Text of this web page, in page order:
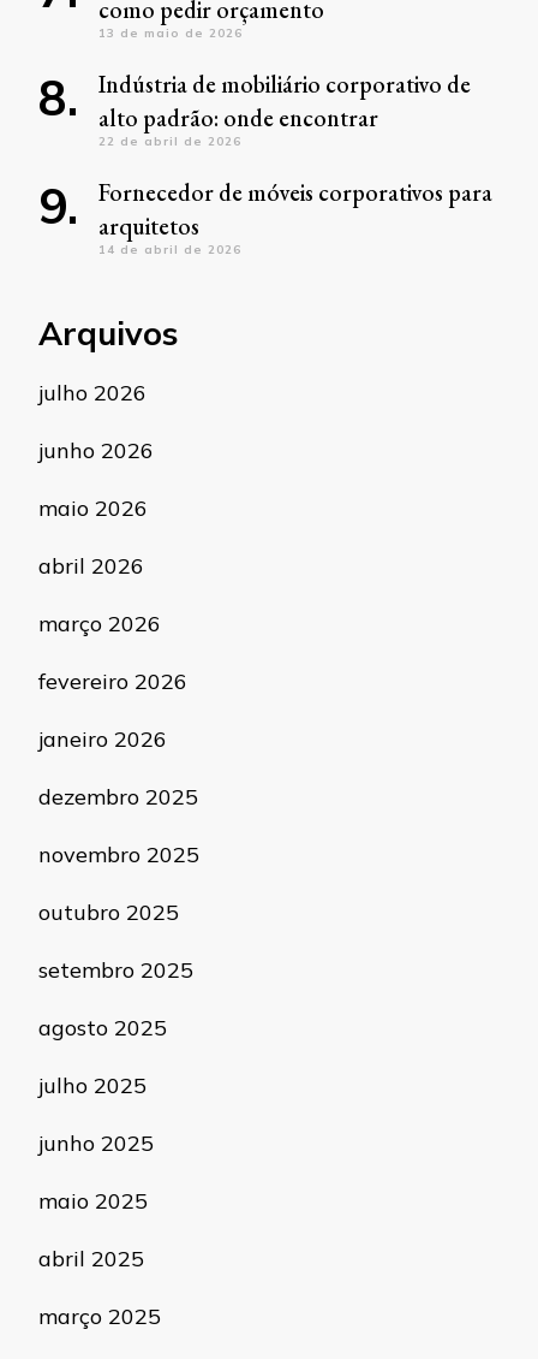
como pedir orçamento
13 de maio de 2026
Indústria de mobiliário corporativo de
alto padrão: onde encontrar
22 de abril de 2026
Fornecedor de móveis corporativos para
arquitetos
14 de abril de 2026
Arquivos
julho 2026
junho 2026
maio 2026
abril 2026
março 2026
fevereiro 2026
janeiro 2026
dezembro 2025
novembro 2025
outubro 2025
setembro 2025
agosto 2025
julho 2025
junho 2025
maio 2025
abril 2025
março 2025